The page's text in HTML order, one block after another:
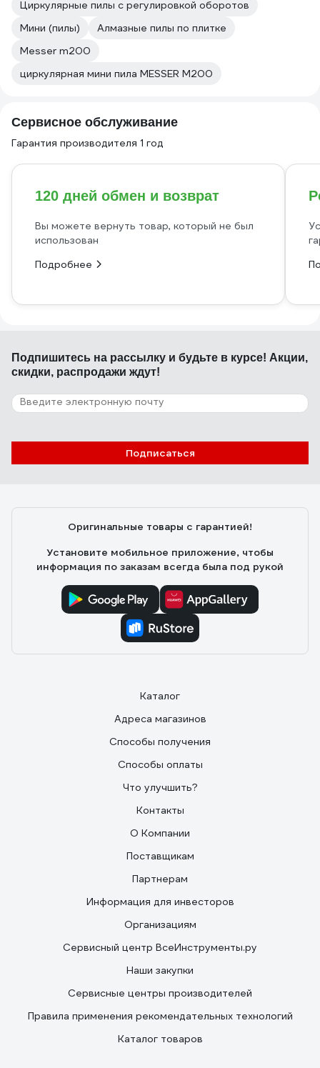
Циркулярные пилы с регулировкой оборотов
Мини (пилы)
Алмазные пилы по плитке
Messer m200
циркулярная мини пила MESSER M200
Сервисное обслуживание
Гарантия производителя 1 год
120 дней обмен и возврат
Вы можете вернуть товар, который не был
использован
Подробнее
Подпишитесь на рассылку и будьте в курсе! Акции,
скидки, распродажи ждут!
Подписаться
Оригинальные товары с гарантией!
Установите мобильное приложение, чтобы
информация по заказам всегда была под рукой
Каталог
Адреса магазинов
Способы получения
Способы оплаты
Что улучшить?
Контакты
О Компании
Поставщикам
Партнерам
Информация для инвесторов
Организациям
Сервисный центр ВсеИнструменты.ру
Наши закупки
Сервисные центры производителей
Правила применения рекомендательных технологий
Каталог товаров